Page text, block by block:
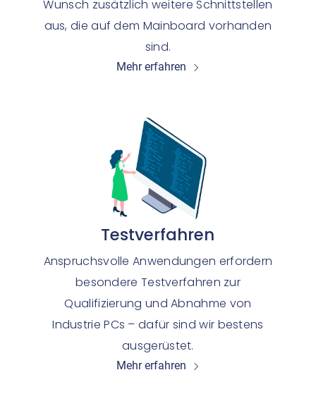
Wunsch zusätzlich weitere Schnittstellen
aus, die auf dem Mainboard vorhanden
sind.
Mehr erfahren
Testverfahren
Anspruchsvolle Anwendungen erfordern
besondere Testverfahren zur
Qualifizierung und Abnahme von
Industrie PCs – dafür sind wir bestens
ausgerüstet.
Mehr erfahren